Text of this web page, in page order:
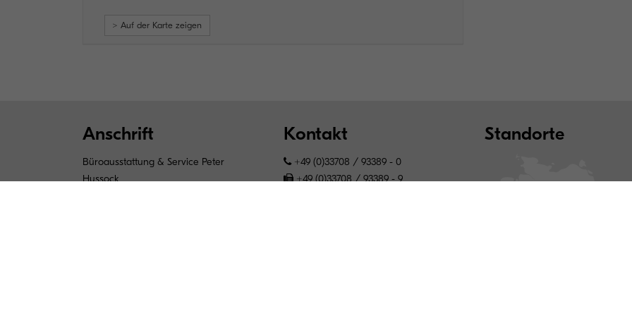
> Auf der Karte zeigen
Anschrift
Büroausstattung & Service Peter
Hussock
Kontakt
+49 (0)33708 / 93389 - 0
+49 (0)33708 / 93389 - 9
Standorte